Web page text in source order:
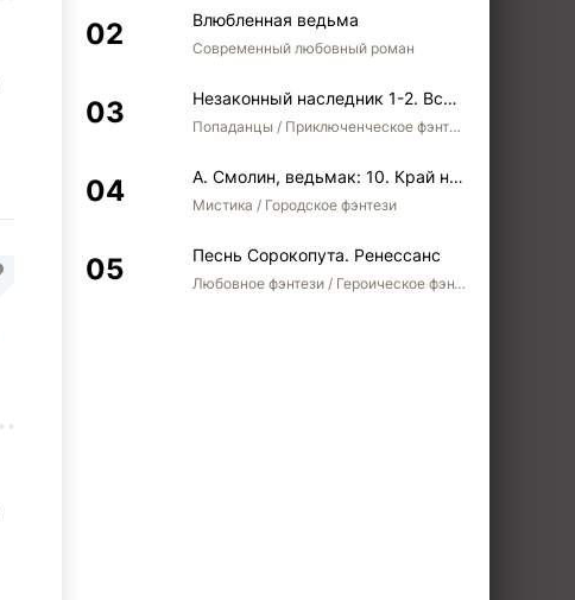
Влюбленная ведьма
Современный любовный роман
Незаконный наследник 1-2. Вспомнить, кем был. Стать собой. Остаться собой
Попаданцы / Приключенческое фэнтези / Боевое фэнтези / Юмористическое фэнтези
А. Смолин, ведьмак: 10. Край неба
Мистика / Городское фэнтези
Песнь Сорокопута. Ренессанс
Любовное фэнтези / Героическое фэнтези